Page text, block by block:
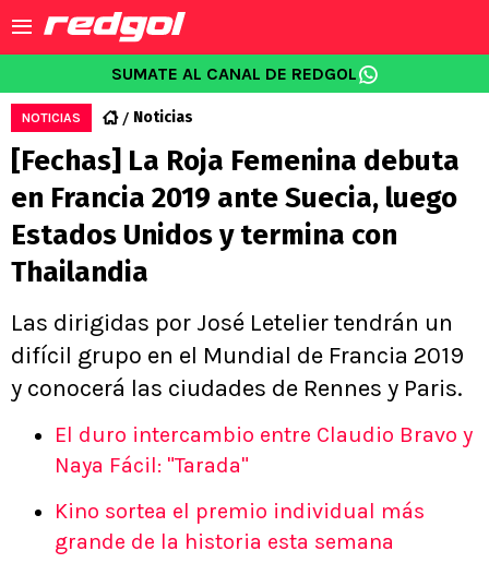
SUMATE AL CANAL DE REDGOL
NOTICIAS Noticias
[Fechas] La Roja Femenina debuta
en Francia 2019 ante Suecia, luego
Estados Unidos y termina con
Thailandia
Las dirigidas por José Letelier tendrán un
difícil grupo en el Mundial de Francia 2019
y conocerá las ciudades de Rennes y Paris.
El duro intercambio entre Claudio Bravo y
Naya Fácil: "Tarada"
Kino sortea el premio individual más
grande de la historia esta semana